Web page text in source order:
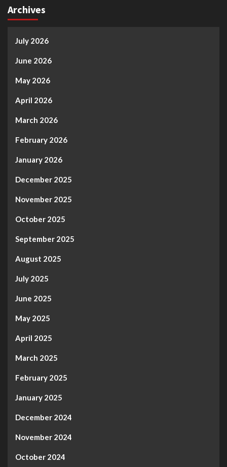
Archives
July 2026
June 2026
May 2026
April 2026
March 2026
February 2026
January 2026
December 2025
November 2025
October 2025
September 2025
August 2025
July 2025
June 2025
May 2025
April 2025
March 2025
February 2025
January 2025
December 2024
November 2024
October 2024